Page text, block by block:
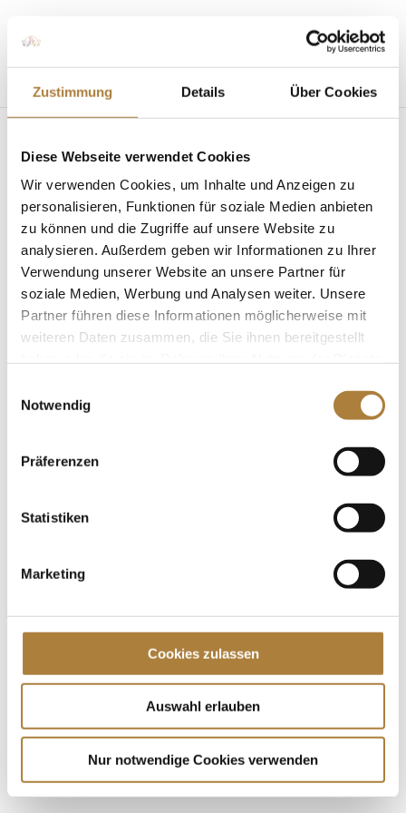
Zustimmung Details Über Cookies
Diese Webseite verwendet Cookies
Wir verwenden Cookies, um Inhalte und Anzeigen zu
personalisieren, Funktionen für soziale Medien anbieten
zu können und die Zugriffe auf unsere Website zu
analysieren. Außerdem geben wir Informationen zu Ihrer
Verwendung unserer Website an unsere Partner für
soziale Medien, Werbung und Analysen weiter. Unsere
Partner führen diese Informationen möglicherweise mit
weiteren Daten zusammen, die Sie ihnen bereitgestellt
Notwendig
Präferenzen
Statistiken
Marketing
Cookies zulassen
Auswahl erlauben
Nur notwendige Cookies verwenden
Seite wählen
Mehr Sicherheit im Gelände: Internationaler
MIM-Workshop in Warendorf
von Insa Strothmann 16. März 2026
Mit
Sicherheit besser reiten
16 Experten aus Europa bauten ein Wochenende
lang an modernen Sicherheitshindernissen Am
Bundesstützpunkt Reiten in Warendorf hat erstmals
ein spezieller Workshop zum Bau von
Spenden
Aktuelle News
Springpokal
Talentpool-Athlet Calvin Böckmann wird U25-
Weltmeister
100. Geburtstag von HGW: Warendorf erinnert an
eine Legende des Pferdesports